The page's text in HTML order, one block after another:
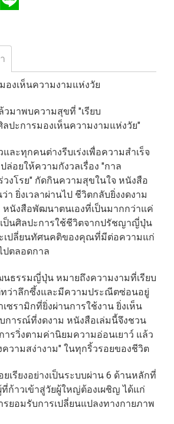
องเห็นความงามแห่งวัย
วมาพบความสุขที่ "เรียบ
ลปะการมองเห็นความงามแห่งวัย"
ละทุกคนต่างรีบเร่งเพื่อความสำเร็จ
ล่อยให้ความกังวลเรื่อง "กาล
วงโรย" กัดกินความสุขในใจ หนังสือ
า ยิ่งเวลาผ่านไป ชีวิตกลับยิ่งงดงาม
หนังสือพัฒนาตนเองที่เป็นมากกว่าแค่
ป็นศิลปะการใช้ชีวิตจากปรัชญาญี่ปุ่น
เปลี่ยนทัศนคติของคุณที่มีต่อความแก่
ปตลอดกาล
นธรรมญี่ปุ่น หมายถึงความงามที่เรียบ
ว่าลึกซึ้งและมีความประณีตซ่อนอยู่
เซรามิกที่ยิ่งผ่านการใช้งาน ยิ่งเห็น
การณ์ที่งดงาม หนังสือเล่มนี้จึงชวน
ารวิ่งตามค่านิยมความอ่อนเยาว์ แล้ว
วามสง่างาม" ในทุกริ้วรอยของชีวิต
ยเรียงอย่างเป็นระบบผ่าน 6 ด้านหลักที่
ก้าวเข้าสู่วัยผู้ใหญ่ต้องเผชิญ ได้แก่
รยอมรับการเปลี่ยนแปลงทางกายภาพ